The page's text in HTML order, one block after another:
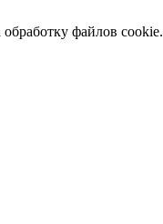
файлов cookie.